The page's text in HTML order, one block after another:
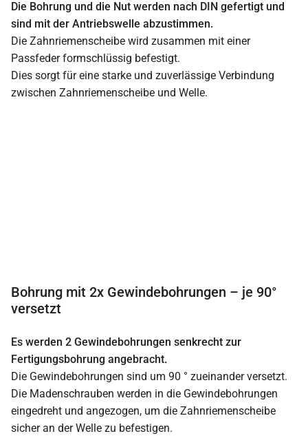
Die Bohrung und die Nut werden nach DIN gefertigt und
sind mit der Antriebswelle abzustimmen.
Die Zahnriemenscheibe wird zusammen mit einer
Passfeder formschlüssig befestigt.
Dies sorgt für eine starke und zuverlässige Verbindung
zwischen Zahnriemenscheibe und Welle.
Bohrung mit 2x Gewindebohrungen – je 90°
versetzt
Es werden 2 Gewindebohrungen senkrecht zur
Fertigungsbohrung angebracht.
Die Gewindebohrungen sind um 90 ° zueinander versetzt.
Die Madenschrauben werden in die Gewindebohrungen
eingedreht und angezogen, um die Zahnriemenscheibe
sicher an der Welle zu befestigen.